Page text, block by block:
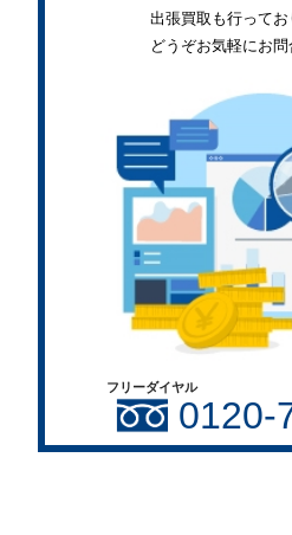
出張買取も行ってお
どうぞお気軽にお
フリーダイヤル
0120-